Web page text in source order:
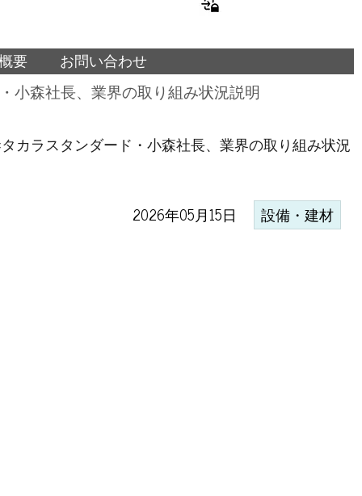
要 お問い合わせ
小森社長、業界の取り組み状況説明
カラスタンダード・小森社長、業界の取り組み状況
2026年05月15日 設備・建材